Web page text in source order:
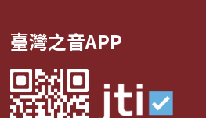
臺灣之音APP